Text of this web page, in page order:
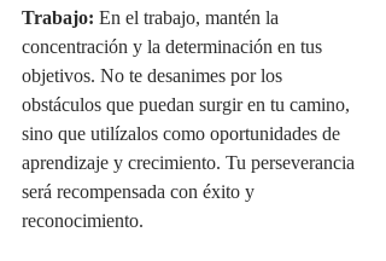
Trabajo: En el trabajo, mantén la
concentración y la determinación en tus
objetivos. No te desanimes por los
obstáculos que puedan surgir en tu camino,
sino que utilízalos como oportunidades de
aprendizaje y crecimiento. Tu perseverancia
será recompensada con éxito y
reconocimiento.